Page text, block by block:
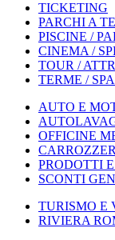
TICKETING
PARCHI A
PISCINE /
CINEMA /
TOUR /
TERME / SPA
AUTO E
OFFICINE
PRODOTTI
SCONTI
TURISMO E
RIVIERA